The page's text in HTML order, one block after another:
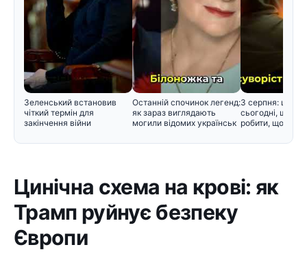
Зеленський встановив
чіткий термін для
закінчення війни
Останній спочинок легенд:
як зараз виглядають
могили відомих українськ
3 серпня:
сьогодні, що
робити, щоб не
Цинічна схема на крові: як
Трамп руйнує безпеку
Європи